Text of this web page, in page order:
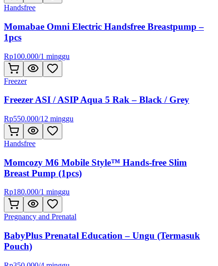
Handsfree
Momabae Omni Electric Handsfree Breastpump –
1pcs
Rp100.000/1 minggu
Freezer
Freezer ASI / ASIP Aqua 5 Rak – Black / Grey
Rp550.000/12 minggu
Handsfree
Momcozy M6 Mobile Style™ Hands-free Slim
Breast Pump (1pcs)
Rp180.000/1 minggu
Pregnancy and Prenatal
BabyPlus Prenatal Education – Ungu (Termasuk
Pouch)